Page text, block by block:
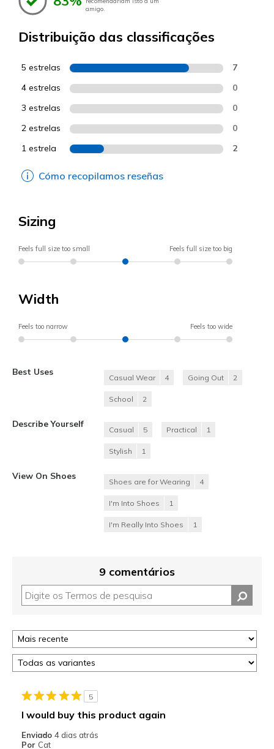
amigo.
Distribuição das classificações
5 estrelas 7
4 estrelas 0
3 estrelas 0
2 estrelas 0
1 estrela 2
Cómo recopilamos reseñas
Sizing
Feels full size too small Feels full size too big
Width
Feels too narrow Feels too wide
Best Uses
Casual Wear 4 Going Out 2
School 2
Describe Yourself
Casual 5 Practical 1
Stylish 1
View On Shoes
Shoes are for Wearing 4
I'm Into Shoes 1
I'm Really Into Shoes 1
9 comentários
5
I would buy this product again
Enviado 4 dias atrás
Por Cat